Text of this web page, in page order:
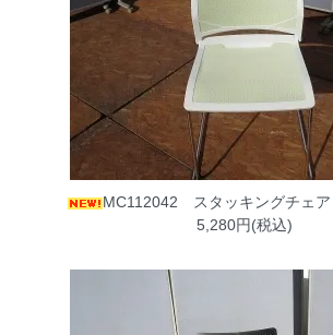
MC112042 スタッキングチェア
5,280円(税込)